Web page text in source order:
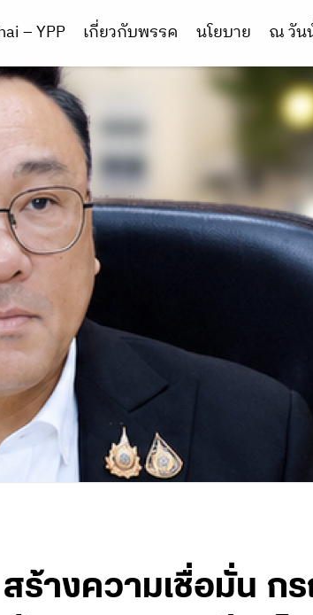
– YPP เกี่ยวกับพรรค นโยบาย ณ วัน
สร้างความเชื่อมั่น ก